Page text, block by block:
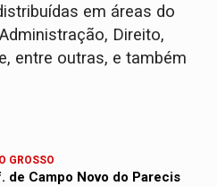
em áreas do
Direito,
entre outras, e também
GROSSO
de Campo Novo do Parecis